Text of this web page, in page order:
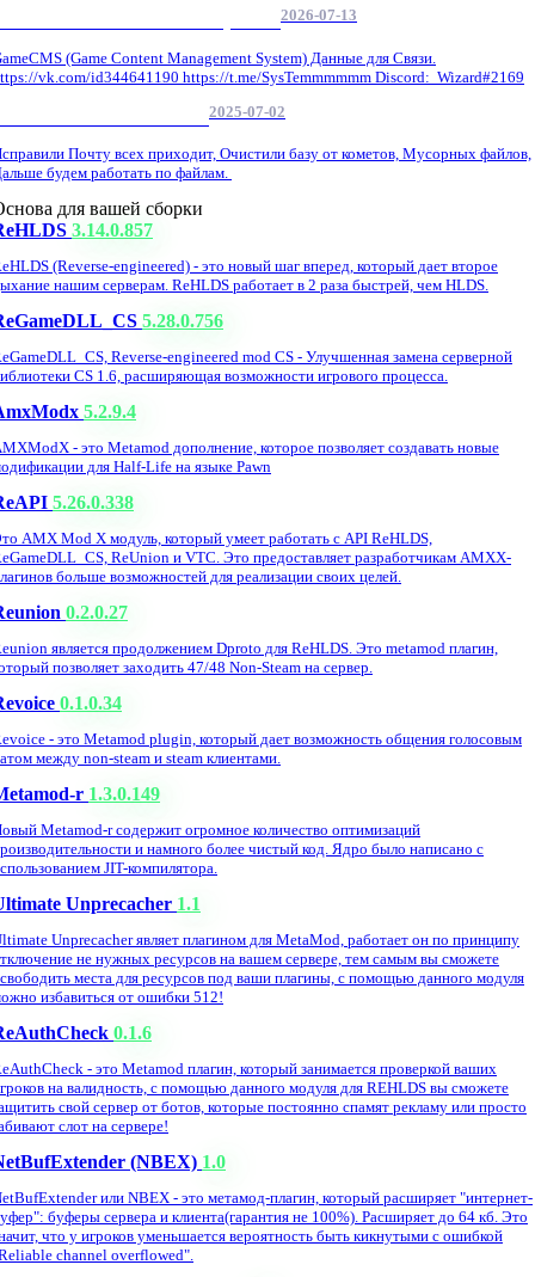
2026-07-13
(Game Content Management System) Данные для Связи.
vk.com/id344641190 https://t.me/SysTemmmmmm Discord: Wizard#2169
2025-07-02
Почту всех приходит, Очистили базу от кометов, Мусорных файлов,
будем работать по файлам.
для вашей сборки
3.14.0.857
(Reverse-engineered) - это новый шаг вперед, который дает второе
нашим серверам. ReHLDS работает в 2 раза быстрей, чем HLDS.
5.28.0.756
Reverse-engineered mod CS - Улучшенная замена серверной
CS 1.6, расширяющая возможности игрового процесса.
5.2.9.4
- это Metamod дополнение, которое позволяет создавать новые
для Half-Life на языке Pawn
5.26.0.338
AMX Mod X модуль, который умеет работать с API ReHLDS,
ReUnion и VTC. Это предоставляет разработчикам AMXX-
больше возможностей для реализации своих целей.
0.2.0.27
является продолжением Dproto для ReHLDS. Это metamod плагин,
позволяет заходить 47/48 Non-Steam на сервер.
0.1.0.34
- это Metamod plugin, который дает возможность общения голосовым
между non-steam и steam клиентами.
r 1.3.0.149
Metamod-r содержит огромное количество оптимизаций
и намного более чистый код. Ядро было написано с
JIT-компилятора.
Unprecacher 1.1
Unprecacher являет плагином для MetaMod, работает он по принципу
не нужных ресурсов на вашем сервере, тем самым вы сможете
места для ресурсов под ваши плагины, с помощью данного модуля
избавиться от ошибки 512!
0.1.6
- это Metamod плагин, который занимается проверкой ваших
на валидность, с помощью данного модуля для REHLDS вы сможете
свой сервер от ботов, которые постоянно спамят рекламу или просто
слот на сервере!
(NBEX) 1.0
или NBEX - это метамод-плагин, который расширяет "интернет-
буферы сервера и клиента(гарантия не 100%). Расширяет до 64 кб. Это
что у игроков уменьшается вероятность быть кикнутыми с ошибкой
channel overflowed".